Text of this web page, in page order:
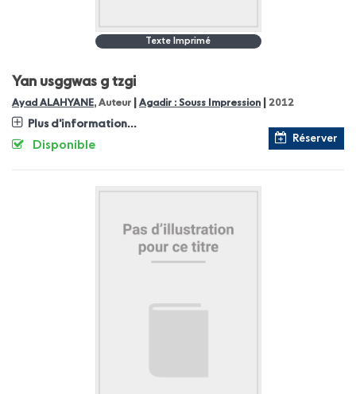
Texte Imprimé
Yan usggwas g tzgi
Ayad ALAHYANE, Auteur Agadir : Souss Impression 2012
Plus d'information...
Réserver
Disponible